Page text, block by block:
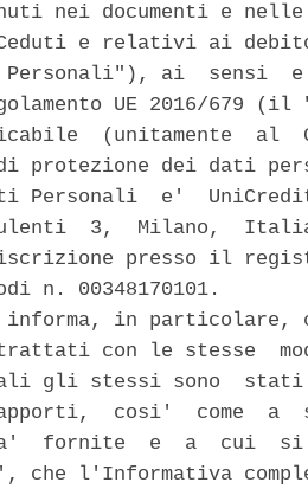
nei documenti e nelle
e relativi ai
ai  sensi
UE 2016/679 (il
(unitamente  al
protezione dei dati
Personali  e'
3,  Milano,
presso il
n. 00348170101.
in particolare,
trattati con le stesse
gli stessi sono
cosi'  come  a
fornite  e  a  cui  si
che l'Informativa